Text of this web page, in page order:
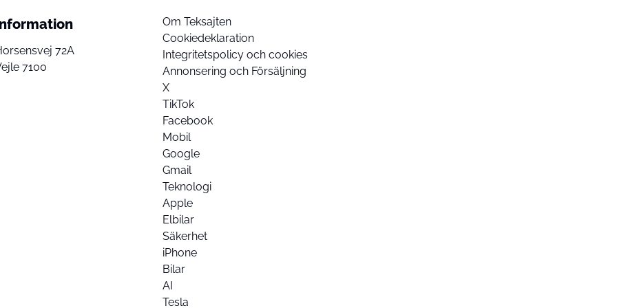
72A
7100
Om Teksajten
Cookiedeklaration
Integritetspolicy och cookies
Annonsering och Försäljning
X
TikTok
Facebook
Mobil
Google
Gmail
Teknologi
Apple
Elbilar
Säkerhet
iPhone
Bilar
AI
Tesla